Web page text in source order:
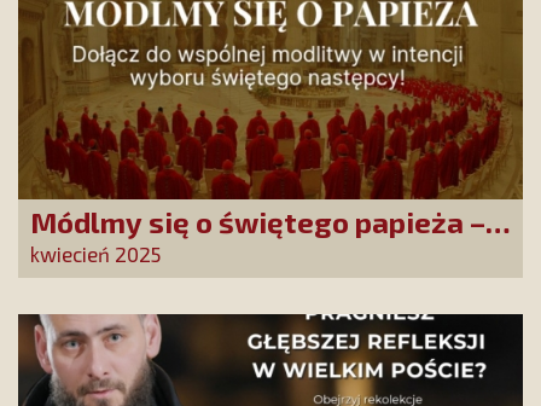
Módlmy się o świętego papieża –
inicjatywa modlitewna SKCh im. Ks.
Piotra Skargi
kwiecień 2025